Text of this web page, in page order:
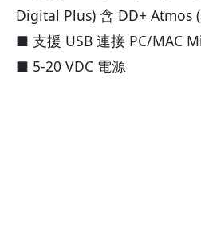
Digital Plus) 含 DD+ Atmos
■ 支援 USB 連接 PC/MAC
■ 5-20 VDC 電源